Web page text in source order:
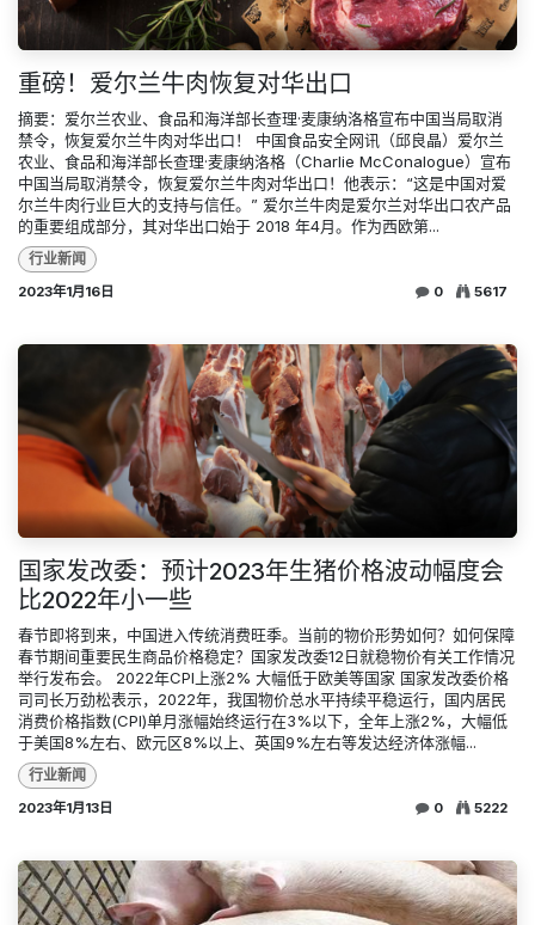
重磅！爱尔兰牛肉恢复对华出口
摘要：爱尔兰农业、食品和海洋部长查理·麦康纳洛格宣布中国当局取消
禁令，恢复爱尔兰牛肉对华出口！ 中国食品安全网讯（邱良晶）爱尔兰
农业、食品和海洋部长查理·麦康纳洛格（Charlie McConalogue）宣布
中国当局取消禁令，恢复爱尔兰牛肉对华出口！他表示：“这是中国对爱
尔兰牛肉行业巨大的支持与信任。” 爱尔兰牛肉是爱尔兰对华出口农产品
的重要组成部分，其对华出口始于 2018 年4月。作为西欧第...
行业新闻
2023年1月16日 0 5617
国家发改委：预计2023年生猪价格波动幅度会
比2022年小一些
春节即将到来，中国进入传统消费旺季。当前的物价形势如何？如何保障
春节期间重要民生商品价格稳定？国家发改委12日就稳物价有关工作情况
举行发布会。 2022年CPI上涨2% 大幅低于欧美等国家 国家发改委价格
司司长万劲松表示，2022年，我国物价总水平持续平稳运行，国内居民
消费价格指数(CPI)单月涨幅始终运行在3%以下，全年上涨2%，大幅低
于美国8%左右、欧元区8%以上、英国9%左右等发达经济体涨幅...
行业新闻
2023年1月13日 0 5222